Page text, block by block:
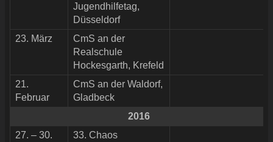
Jugendhilfetag,
Düsseldorf
23. März
CmS an der
Realschule
Hockesgarth, Krefeld
21.
Februar
CmS an der Waldorf,
Gladbeck
2016
27. – 30.
33. Chaos